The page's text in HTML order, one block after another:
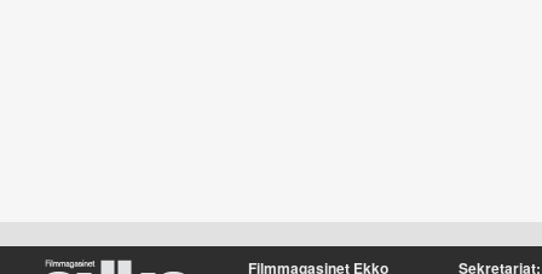
Filmmagasinet Ekko Sekretariat: